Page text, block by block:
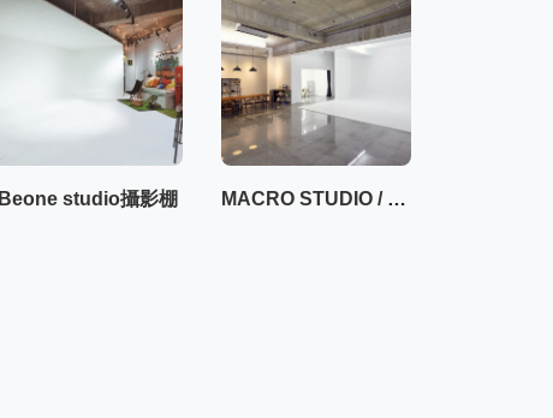
Beone studio攝影棚 MACRO STUDIO / 一樓50坪大空間攝影棚